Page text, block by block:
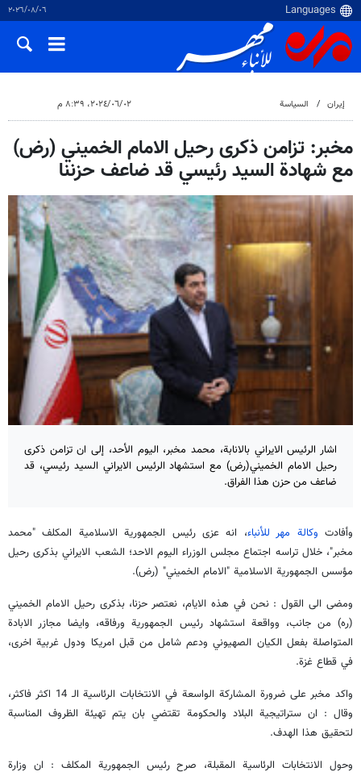
٠٦‏/٠٨‏/٢٠٢٦
إيران السياسة ٠٢‏/٠٦‏/٢٠٢٤، ٨:٣٩ م
مخبر: تزامن ذكرى رحيل الامام الخميني (رض)
مع شهادة السيد رئيسي قد ضاعف حزننا
اشار الرئيس الايراني بالانابة، محمد مخبر، اليوم الأحد، إلى ان تزامن ذكرى
رحيل الامام الخميني(رض) مع استشهاد الرئيس الايراني السيد رئيسي، قد
ضاعف من حزن هذا الفراق.
وأفادت وكالة مهر للأنباء، انه عزى رئيس الجمهورية الاسلامية المكلف "محمد
مخبر"، خلال تراسه اجتماع مجلس الوزراء اليوم الاحد؛ الشعب الايراني بذكرى رحيل
مؤسس الجمهورية الاسلامية "الامام الخميني" (رض).
ومضى الى القول : نحن في هذه الايام، نعتصر حزنا، بذكرى رحيل الامام الخميني
(ره) من جانب، وواقعة استشهاد رئيس الجمهورية ورفاقه، وايضا مجازر الابادة
المتواصلة بفعل الكيان الصهيوني ودعم شامل من قبل امريكا ودول غربية اخرى،
في قطاع غزة.
واكد مخبر على ضرورة المشاركة الواسعة في الانتخابات الرئاسية الـ 14 اكثر فاكثر،
وقال : ان ستراتيجية البلاد والحكومة تقتضي بان يتم تهيئة الظروف المناسبة
لتحقيق هذا الهدف.
وحول الانتخابات الرئاسية المقبلة، صرح رئيس الجمهورية المكلف : ان وزارة